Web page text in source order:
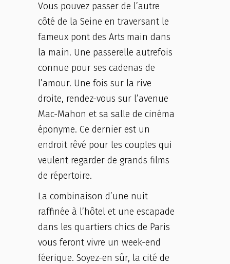
Vous pouvez passer de l’autre
côté de la Seine en traversant le
fameux pont des Arts main dans
la main. Une passerelle autrefois
connue pour ses cadenas de
l’amour. Une fois sur la rive
droite, rendez-vous sur l’avenue
Mac-Mahon et sa salle de cinéma
éponyme. Ce dernier est un
endroit rêvé pour les couples qui
veulent regarder de grands films
de répertoire.
La combinaison d’une nuit
raffinée à l’hôtel et une escapade
dans les quartiers chics de Paris
vous feront vivre un week-end
féerique. Soyez-en sûr, la cité de